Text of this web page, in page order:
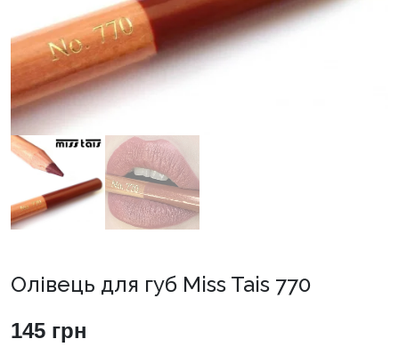
Олівець для губ Miss Tais 770
145 грн